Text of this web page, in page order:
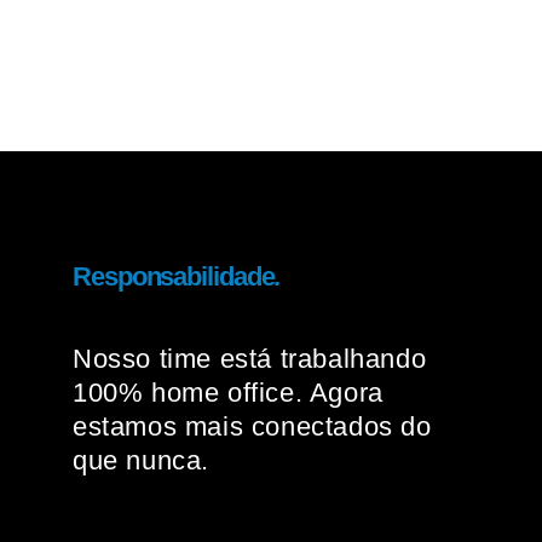
Responsabilidade.
Nosso time está trabalhando
100% home office. Agora
estamos mais conectados do
que nunca.